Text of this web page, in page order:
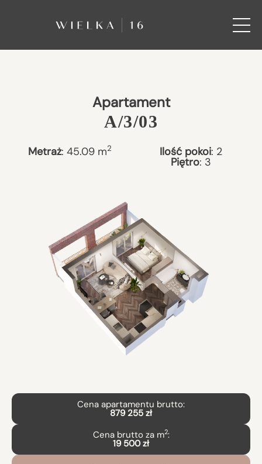
Apartament
A/3/03
Metraż: 45.09 m2 Ilość pokoi: 2
Piętro: 3
Cena apartamentu brutto:
879 255 zł
Cena brutto za m2:
19 500 zł